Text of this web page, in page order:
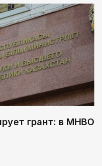
грант: в МНВО